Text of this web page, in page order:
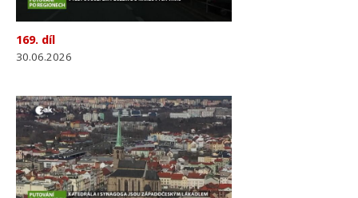
169. díl
30.06.2026